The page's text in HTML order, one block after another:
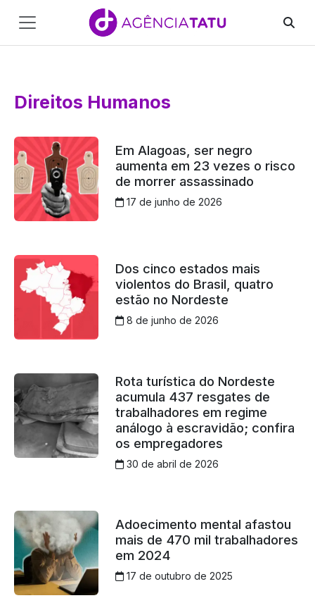
Main
Navigation
Direitos Humanos
Em Alagoas, ser negro
aumenta em 23 vezes o risco
de morrer assassinado
17 de junho de 2026
Dos cinco estados mais
violentos do Brasil, quatro
estão no Nordeste
8 de junho de 2026
Rota turística do Nordeste
acumula 437 resgates de
trabalhadores em regime
análogo à escravidão; confira
os empregadores
30 de abril de 2026
Adoecimento mental afastou
mais de 470 mil trabalhadores
em 2024
17 de outubro de 2025